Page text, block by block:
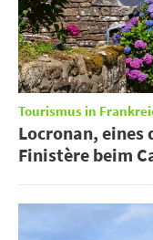
Tourismus in
Locronan, eines
Finistère beim